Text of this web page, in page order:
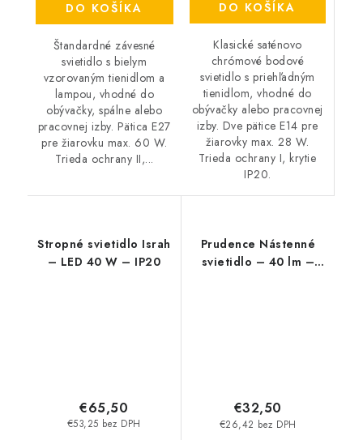
DO KOŠÍKA
Štandardné závesné
svietidlo s bielym
vzorovaným tienidlom a
lampou, vhodné do
obývačky, spálne alebo
pracovnej izby. Pätica E27
pre žiarovku max. 60 W.
Trieda ochrany II,...
DO KOŠÍKA
Klasické saténovo
chrómové bodové
svietidlo s priehľadným
tienidlom, vhodné do
obývačky alebo pracovnej
izby. Dve pätice E14 pre
žiarovky max. 28 W.
Trieda ochrany I, krytie
IP20.
Stropné svietidlo Israh
– LED 40 W – IP20
€53,25 bez DPH
€65,50
Prudence Nástenné
svietidlo – 40 lm –
€26,42 bez DPH
€32,50